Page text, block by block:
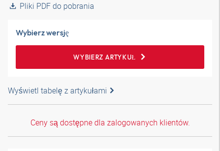
Pliki PDF do pobrania
Wybierz wersję
WYBIERZ ARTYKUŁ
Wyświetl tabelę z artykułami
Ceny są dostępne dla zalogowanych klientów.